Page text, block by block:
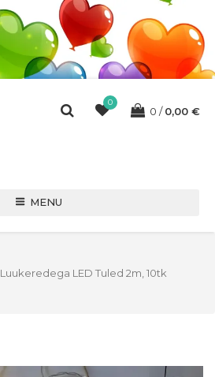
0
0 0,00 €
MENU
Luukeredega LED Tuled 2m, 10tk